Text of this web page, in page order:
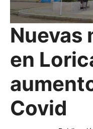
Nuevas
en
Covid